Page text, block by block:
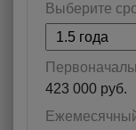
Выберите
423 000 руб.